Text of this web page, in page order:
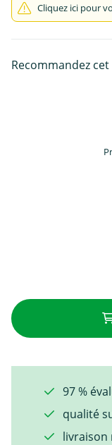
Cliquez ici pour
Recommandez
97 %
qualité
livraison